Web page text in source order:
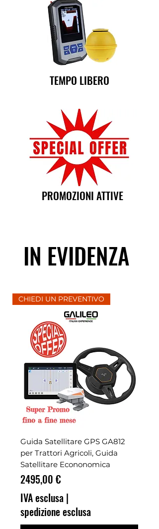
TEMPO LIBERO
PROMOZIONI ATTIVE
IN EVIDENZA
CHIEDI UN PREVENTIVO
Guida Satellitare GPS GA812
per Trattori Agricoli, Guida
Satellitare Econonomica
Prezzo
2495,00 €
IVA esclusa |
spedizione esclusa